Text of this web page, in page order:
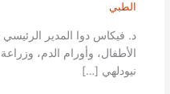
الطبي
د. فيكاس دوا المدير
الأطفال، وأورام الدم،
نيودلهي […]